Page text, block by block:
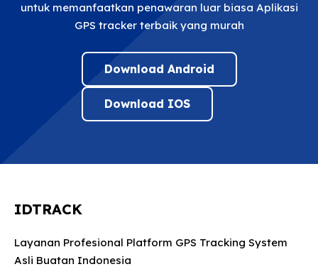
untuk memanfaatkan penawaran luar biasa Aplikasi
GPS tracker terbaik yang murah
Download Android
Download IOS
IDTRACK
Layanan Profesional Platform GPS Tracking System
Asli Buatan Indonesia